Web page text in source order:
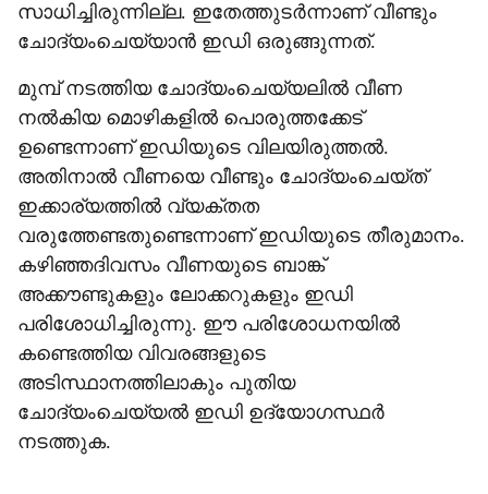
സാധിച്ചിരുന്നില്ല. ഇതേത്തുടര്‍ന്നാണ് വീണ്ടും
ചോദ്യംചെയ്യാന്‍ ഇഡി ഒരുങ്ങുന്നത്.
മുമ്പ് നടത്തിയ ചോദ്യംചെയ്യലില്‍ വീണ
നല്‍കിയ മൊഴികളില്‍ പൊരുത്തക്കേട്
ഉണ്ടെന്നാണ് ഇഡിയുടെ വിലയിരുത്തല്‍.
അതിനാല്‍ വീണയെ വീണ്ടും ചോദ്യംചെയ്ത്
ഇക്കാര്യത്തില്‍ വ്യക്തത
വരുത്തേണ്ടതുണ്ടെന്നാണ് ഇഡിയുടെ തീരുമാനം.
കഴിഞ്ഞദിവസം വീണയുടെ ബാങ്ക്
അക്കൗണ്ടുകളും ലോക്കറുകളും ഇഡി
പരിശോധിച്ചിരുന്നു. ഈ പരിശോധനയില്‍
കണ്ടെത്തിയ വിവരങ്ങളുടെ
അടിസ്ഥാനത്തിലാകും പുതിയ
ചോദ്യംചെയ്യല്‍ ഇഡി ഉദ്യോഗസ്ഥര്‍
നടത്തുക.